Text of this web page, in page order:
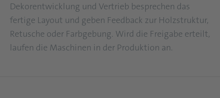
Dekorentwicklung und Vertrieb besprechen das
fertige Layout und geben Feedback zur Holzstruktur,
Retusche oder Farbgebung. Wird die Freigabe erteilt,
laufen die Maschinen in der Produktion an.